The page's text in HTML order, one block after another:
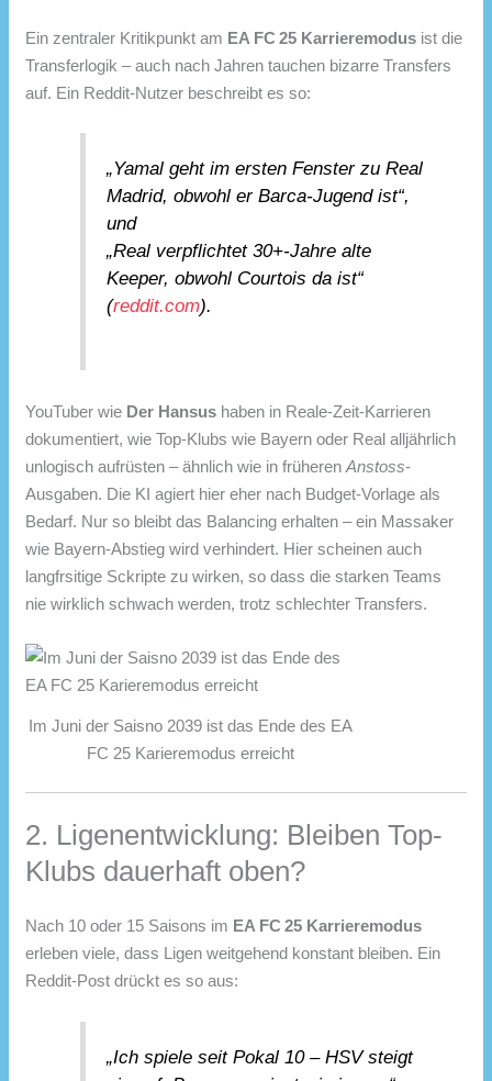
Ein zentraler Kritikpunkt am EA FC 25 Karrieremodus ist die
Transferlogik – auch nach Jahren tauchen bizarre Transfers
auf. Ein Reddit-Nutzer beschreibt es so:
„Yamal geht im ersten Fenster zu Real
Madrid, obwohl er Barca-Jugend ist“,
und
„Real verpflichtet 30+‑Jahre alte
Keeper, obwohl Courtois da ist“
(reddit.com).
YouTuber wie Der Hansus haben in Reale-Zeit-Karrieren
dokumentiert, wie Top-Klubs wie Bayern oder Real alljährlich
unlogisch aufrüsten – ähnlich wie in früherenAnstoss-
Ausgaben. Die KI agiert hier eher nach Budget-Vorlage als
Bedarf. Nur so bleibt das Balancing erhalten – ein Massaker
wie Bayern-Abstieg wird verhindert. Hier scheinen auch
langfrsitige Sckripte zu wirken, so dass die starken Teams
nie wirklich schwach werden, trotz schlechter Transfers.
Im Juni der Saisno 2039 ist das Ende des EA
FC 25 Karieremodus erreicht
2. Ligenentwicklung: Bleiben Top-
Klubs dauerhaft oben?
Nach 10 oder 15 Saisons im EA FC 25 Karrieremodus
erleben viele, dass Ligen weitgehend konstant bleiben. Ein
Reddit-Post drückt es so aus:
„Ich spiele seit Pokal 10 – HSV steigt